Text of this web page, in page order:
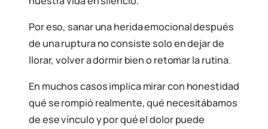
Por eso, sanar una herida emocional después
de una ruptura no consiste solo en dejar de
llorar, volver a dormir bien o retomar la rutina.
En muchos casos implica mirar con honestidad
qué se rompió realmente, qué necesitábamos
de ese vínculo y por qué el dolor puede